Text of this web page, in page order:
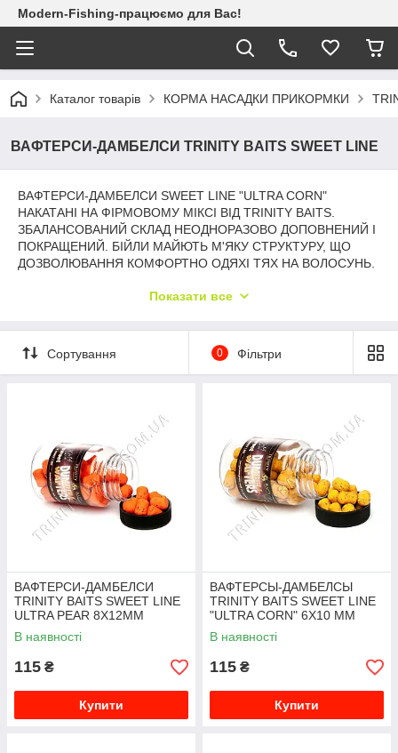
Modern-Fishing-працюємо для Вас!
Каталог товарів КОРМА НАСАДКИ ПРИКОРМКИ
ВАФТЕРСИ-ДАМБЕЛСИ TRINITY BAITS SWEET LINE
ВАФТЕРСИ-ДАМБЕЛСИ SWEET LINE "ULTRA CORN"
НАКАТАНІ НА ФІРМОВОМУ МІКСІ ВІД TRINITY BAITS.
ЗБАЛАНСОВАНИЙ СКЛАД НЕОДНОРАЗОВО ДОПОВНЕНИЙ І
ПОКРАЩЕНИЙ. БІЙЛИ МАЙЮТЬ М'ЯКУ СТРУКТУРУ, ЩО
ДОЗВОЛЮВАННЯ КОМФОРТНО ОДЯХІ ТЯХ НА ВОЛОСУНЬ.
ХАРЧОВИЙ СИГНАЛ. МАЮТЬ ЧУДОВУ НЕЙТРАЛЬНУ ПЛАВУ
РИБІ. ПОРИСТА СТРУКТУРА ОБУМОВЛЮЄ АКТИВНУ
РОБОТУ І ШВИДКЕ ВИДІЛЕННЯ В ВОДУ ПРИВАБЛЮЮЧИХ
РЕЧОВИН. ВИГОТОВЛЕНІ ІЗ ЗАСТОСУВАННЯМ НАЙКРАЩИХ
ДОЗВОЛЯЄ МАКСИМАЛЬНО ЗБЕРЕГТИ ЇХ ПОЖИВНІ
ВЛАСТИВОСТІ. ІДЕАЛЬНО ПІДХОДЯТЬ ДЛЯ
ВИКОРИСТАННЯ НА ДОВГОСТРОКОВИХ РИБАЛЬСЬКИХ
СЕСІЯХ, БЕЗ БУДЬ-ЯКОГО РИЗИКУ ВІДЛЯКАТИ РИБУ.
ЛІНІЙКА ВАФТЕРСИ-ДАМБЕЛСИ SWEET LINE TRINITY BAITS
ВІДМІННО ПІДХОДИТЬ ЯК ДЛЯ ЛЮБИТЕЛЬСЬКОЇ, ТАК І ДЛЯ
СПОРТИВНОЇ ЛОВЛІ КОРОПА.
Показати все
Сортування 0 Фільтри
ВАФТЕРСИ-ДАМБЕЛСИ
TRINITY BAITS SWEET LINE
ULTRA PEAR 8Х12ММ
В наявності
115 ₴
Купити
ВАФТЕРСЫ-ДАМБЕЛСЫ
TRINITY BAITS SWEET LINE
"ULTRA CORN" 6Х10 ММ
В наявності
115 ₴
Купити